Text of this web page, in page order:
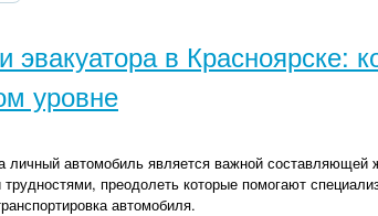
эвакуатора в Красноярске:
уровне
личный автомобиль является важной составляющей
преодолеть которые помогают
автомобиля.